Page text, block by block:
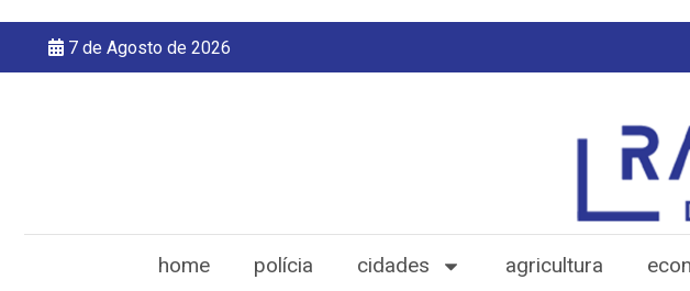
7 de Agosto de 2026
home polícia cidades agricultura